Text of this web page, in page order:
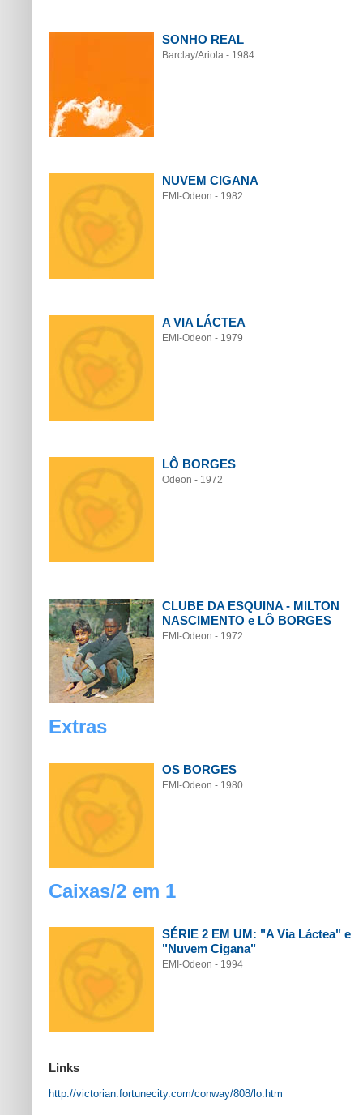
SONHO REAL
Barclay/Ariola - 1984
NUVEM CIGANA
EMI-Odeon - 1982
A VIA LÁCTEA
EMI-Odeon - 1979
LÔ BORGES
Odeon - 1972
CLUBE DA ESQUINA - MILTON
NASCIMENTO e LÔ BORGES
EMI-Odeon - 1972
Extras
OS BORGES
EMI-Odeon - 1980
Caixas/2 em 1
SÉRIE 2 EM UM: "A Via Láctea" e
"Nuvem Cigana"
EMI-Odeon - 1994
Links
http://victorian.fortunecity.com/conway/808/lo.htm